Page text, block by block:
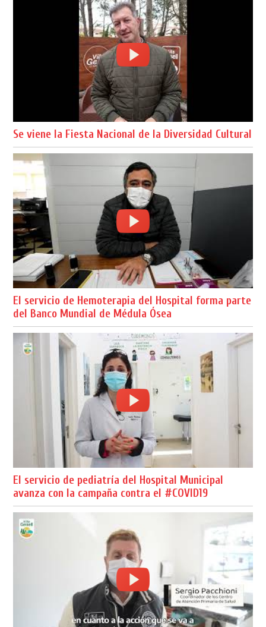
Se viene la Fiesta Nacional de la Diversidad Cultural
El servicio de Hemoterapia del Hospital forma parte
del Banco Mundial de Médula Ósea
El servicio de pediatría del Hospital Municipal
avanza con la campaña contra el #COVID19